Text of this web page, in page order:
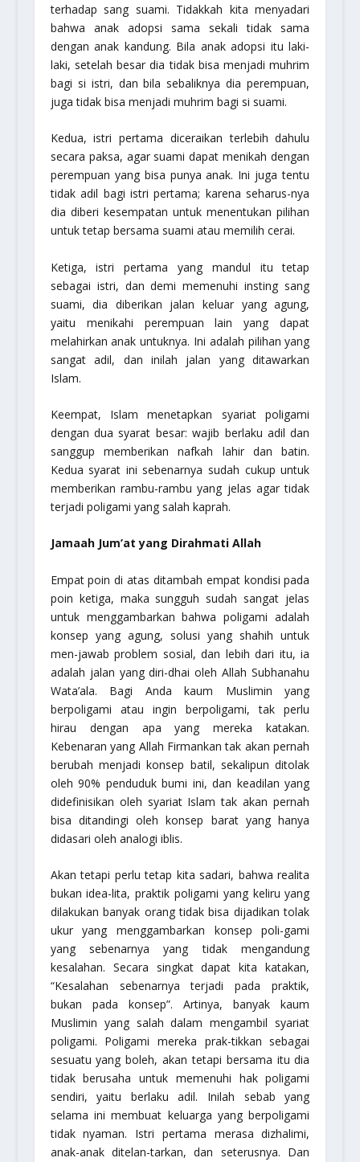
terhadap sang suami. Tidakkah kita menyadari
bahwa anak adopsi sama sekali tidak sama
dengan anak kandung. Bila anak adopsi itu laki-
laki, setelah besar dia tidak bisa menjadi muhrim
bagi si istri, dan bila sebaliknya dia perempuan,
juga tidak bisa menjadi muhrim bagi si suami.
Kedua, istri pertama diceraikan terlebih dahulu
secara paksa, agar suami dapat menikah dengan
perempuan yang bisa punya anak. Ini juga tentu
tidak adil bagi istri pertama; karena seharus-nya
dia diberi kesempatan untuk menentukan pilihan
untuk tetap bersama suami atau memilih cerai.
Ketiga, istri pertama yang mandul itu tetap
sebagai istri, dan demi memenuhi insting sang
suami, dia diberikan jalan keluar yang agung,
yaitu menikahi perempuan lain yang dapat
melahirkan anak untuknya. Ini adalah pilihan yang
sangat adil, dan inilah jalan yang ditawarkan
Islam.
Keempat, Islam menetapkan syariat poligami
dengan dua syarat besar: wajib berlaku adil dan
sanggup memberikan nafkah lahir dan batin.
Kedua syarat ini sebenarnya sudah cukup untuk
memberikan rambu-rambu yang jelas agar tidak
terjadi poligami yang salah kaprah.
Jamaah Jum’at yang Dirahmati Allah
Empat poin di atas ditambah empat kondisi pada
poin ketiga, maka sungguh sudah sangat jelas
untuk menggambarkan bahwa poligami adalah
konsep yang agung, solusi yang shahih untuk
men-jawab problem sosial, dan lebih dari itu, ia
adalah jalan yang diri-dhai oleh Allah Subhanahu
Wata’ala. Bagi Anda kaum Muslimin yang
berpoligami atau ingin berpoligami, tak perlu
hirau dengan apa yang mereka katakan.
Kebenaran yang Allah Firmankan tak akan pernah
berubah menjadi konsep batil, sekalipun ditolak
oleh 90% penduduk bumi ini, dan keadilan yang
didefinisikan oleh syariat Islam tak akan pernah
bisa ditandingi oleh konsep barat yang hanya
didasari oleh analogi iblis.
Akan tetapi perlu tetap kita sadari, bahwa realita
bukan idea-lita, praktik poligami yang keliru yang
dilakukan banyak orang tidak bisa dijadikan tolak
ukur yang menggambarkan konsep poli-gami
yang sebenarnya yang tidak mengandung
kesalahan. Secara singkat dapat kita katakan,
“Kesalahan sebenarnya terjadi pada praktik,
bukan pada konsep”. Artinya, banyak kaum
Muslimin yang salah dalam mengambil syariat
poligami. Poligami mereka prak-tikkan sebagai
sesuatu yang boleh, akan tetapi bersama itu dia
tidak berusaha untuk memenuhi hak poligami
sendiri, yaitu berlaku adil. Inilah sebab yang
selama ini membuat keluarga yang berpoligami
tidak nyaman. Istri pertama merasa dizhalimi,
anak-anak ditelan-tarkan, dan seterusnya. Dan